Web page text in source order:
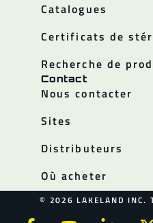
Catalogues
Certificats de
Recherche de
Contact
Nous contacter
Sites
Distributeurs
Où acheter
© 2026 LAKELAND INC.